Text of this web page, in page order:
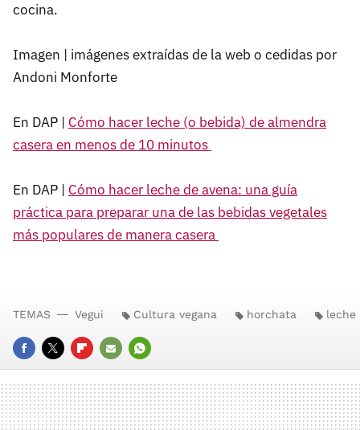
cocina.
Imagen | imágenes extraídas de la web o cedidas por
Andoni Monforte
En DAP | Cómo hacer leche (o bebida) de almendra
casera en menos de 10 minutos
En DAP | Cómo hacer leche de avena: una guía
práctica para preparar una de las bebidas vegetales
más populares de manera casera
FACEBOOK
TWITTERFLIPBOARD
E-
MAIL
WHATSAPP
TEMAS Vegui Cultura vegana horchata leche